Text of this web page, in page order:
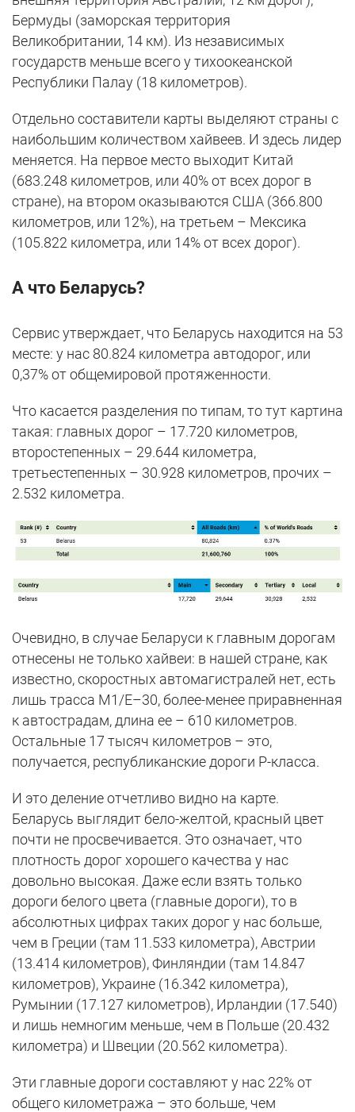
Бермуды (заморская территория
Великобритании, 14 км). Из независимых
государств меньше всего у тихоокеанской
Республики Палау (18 километров).
Отдельно составители карты выделяют страны с
наибольшим количеством хайвеев. И здесь лидер
меняется. На первое место выходит Китай
(683.248 километров, или 40% от всех дорог в
стране), на втором оказываются США (366.800
километров, или 12%), на третьем – Мексика
(105.822 километра, или 14% от всех дорог).
А что Беларусь?
Сервис утверждает, что Беларусь находится на 53
месте: у нас 80.824 километра автодорог, или
0,37% от общемировой протяженности.
Что касается разделения по типам, то тут картина
такая: главных дорог – 17.720 километров,
второстепенных – 29.644 километра,
третьестепенных – 30.928 километров, прочих –
2.532 километра.
Очевидно, в случае Беларуси к главным дорогам
отнесены не только хайвеи: в нашей стране, как
известно, скоростных автомагистралей нет, есть
лишь трасса М1/Е–30, более-менее приравненная
к автострадам, длина ее – 610 километров.
Остальные 17 тысяч километров – это,
получается, республиканские дороги Р-класса.
И это деление отчетливо видно на карте.
Беларусь выглядит бело-желтой, красный цвет
почти не просвечивается. Это означает, что
плотность дорог хорошего качества у нас
довольно высокая. Даже если взять только
дороги белого цвета (главные дороги), то в
абсолютных цифрах таких дорог у нас больше,
чем в Греции (там 11.533 километра), Австрии
(13.414 километров), Финляндии (там 14.847
километров), Украине (16.342 километра),
Румынии (17.127 километров), Ирландии (17.540)
и лишь немногим меньше, чем в Польше (20.432
километра) и Швеции (20.562 километра).
Эти главные дороги составляют у нас 22% от
общего километража – это больше, чем